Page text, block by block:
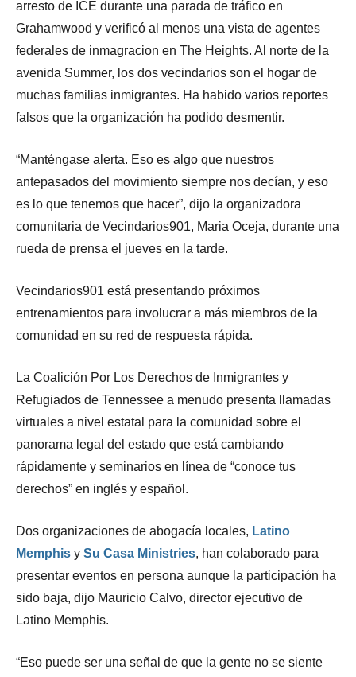
arresto de ICE durante una parada de tráfico en
Grahamwood y verificó al menos una vista de agentes
federales de inmagracion en The Heights. Al norte de la
avenida Summer, los dos vecindarios son el hogar de
muchas familias inmigrantes. Ha habido varios reportes
falsos que la organización ha podido desmentir.
“Manténgase alerta. Eso es algo que nuestros
antepasados del movimiento siempre nos decían, y eso
es lo que tenemos que hacer”, dijo la organizadora
comunitaria de Vecindarios901, Maria Oceja, durante una
rueda de prensa el jueves en la tarde.
Vecindarios901 está presentando próximos
entrenamientos para involucrar a más miembros de la
comunidad en su red de respuesta rápida.
La Coalición Por Los Derechos de Inmigrantes y
Refugiados de Tennessee a menudo presenta llamadas
virtuales a nivel estatal para la comunidad sobre el
panorama legal del estado que está cambiando
rápidamente y seminarios en línea de “conoce tus
derechos” en inglés y español.
Dos organizaciones de abogacía locales, Latino
Memphis y Su Casa Ministries, han colaborado para
presentar eventos en persona aunque la participación ha
sido baja, dijo Mauricio Calvo, director ejecutivo de
Latino Memphis.
“Eso puede ser una señal de que la gente no se siente